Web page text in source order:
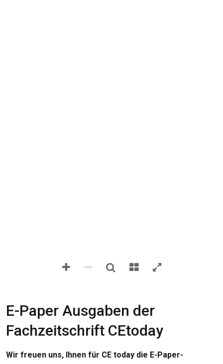
E-Paper Ausgaben der
Fachzeitschrift CEtoday
Wir freuen uns, Ihnen für CE today die E-Paper-